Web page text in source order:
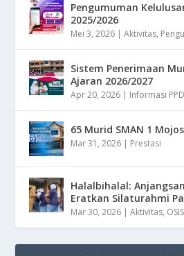
Pengumuman
2025/2026
Mei 3, 2026 |Aktivitas,
Sistem Penerimaan
Ajaran 2026/2027
Apr 20, 2026 | Informasi
65 Murid SMAN 1
Mar 31, 2026 | Prestasi
Halalbihalal:
Eratkan Silaturahmi
Mar 30, 2026 |Aktivitas, OSIS